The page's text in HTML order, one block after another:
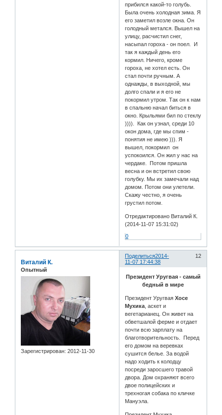
прибился какой-то голубь.
Была очень холодная зима. Я
его заметил возле окна. Он
голодный метался. Вышел на
улицу, расчистил снег,
насыпал гороха - он поел. И
так я каждый день его
кормил. Ничего, кроме
гороха, не хотел есть. Он
стал почти ручным. А
однажды, в выходной, мы
долго спали и я его не
покормил утром. Так он к нам
в спальню начал биться в
окно. Крыльями бил по стеклу
)))). Как он узнал, среди 10
окон дома, где мы спим -
понятия не имею ))). Я
вышел, покормил он
успокоился. Он жил у нас на
чердаке. Потом пришла
весна и он встретил свою
голубку. Мы их замечали над
домом. Потом они улетели.
Скажу честно, я очень
грустил потом.
Отредактировано Виталий К.
(2014-11-07 15:31:02)
0
Поделиться 12
2014-
11-07 17:44:38
Виталий К.
Опытный
Зарегистрирован: 2012-11-30
Президент Уругвая - самый
бедный в мире
Президент УругваяХосе
Мухика , аскет и
вегетарианец. Он живет на
обветшалой ферме и отдает
почти всю зарплату на
благотворительность. Перед
его домом на веревках
сушится белье. За водой
надо ходить к колодцу
посреди заросшего травой
двора. Дом охраняют всего
двое полицейских и
трехногая собака по кличке
Мануэла.